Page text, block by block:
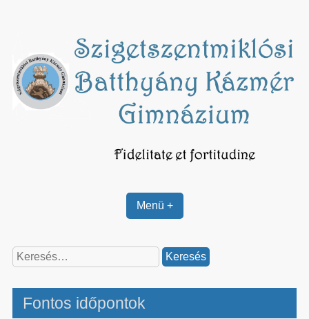
Menü +
Keresés:
Fontos időpontok